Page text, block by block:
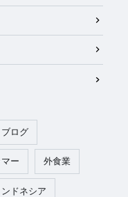
ブログ
ー 外食業
ドネシア